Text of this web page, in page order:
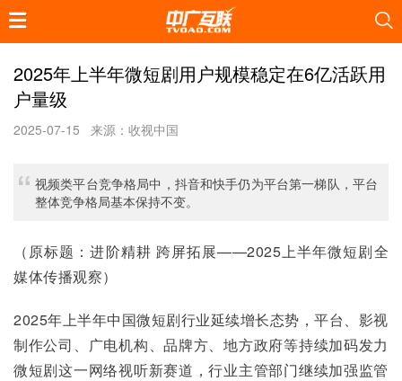
2025年上半年微短剧用户规模稳定在6亿活跃用
户量级
2025-07-15 来源：收视中国
视频类平台竞争格局中，抖音和快手仍为平台第一梯队，平台
整体竞争格局基本保持不变。
（原标题：进阶精耕 跨屏拓展——2025上半年微短剧全
媒体传播观察）
2025年上半年中国微短剧行业延续增长态势，平台、影视
制作公司、广电机构、品牌方、地方政府等持续加码发力
微短剧这一网络视听新赛道，行业主管部门继续加强监管